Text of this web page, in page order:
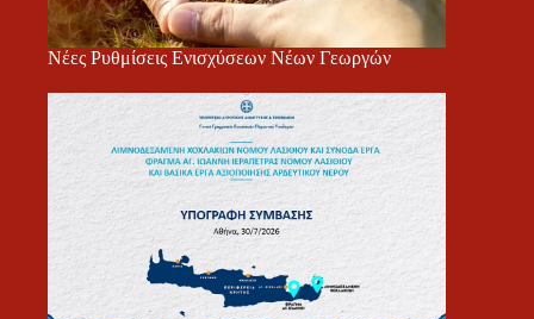
Νέες Ρυθμίσεις Ενισχύσεων Νέων Γεωργών